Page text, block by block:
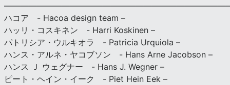
ハコア - Hacoa design team –
ハッリ・コスキネン - Harri Koskinen –
パトリシア・ウルキオラ - Patricia Urquiola –
ハンス・アルネ・ヤコブソン - Hans Arne Jacobson –
ハンス Ｊ ウェグナー - Hans J. Wegner –
ピート・ヘイン・イーク - Piet Hein Eek –